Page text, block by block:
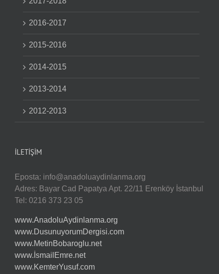
2016-2017
2015-2016
2014-2015
2013-2014
2012-2013
İLETIŞIM
Eposta: info@anadoluaydinlanma.org
Adres: Bayar Cad Papatya Apt. 22/11 Erenköy İstanbul
Tel: 0216 373 23 05
www.AnadoluAydinlanma.org
www.DusunuyorumDergisi.com
www.MetinBobaroglu.net
www.İsmailEmre.net
www.KemterYusuf.com